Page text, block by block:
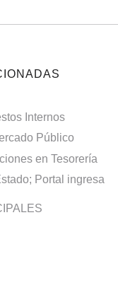
Internos
Público
en Tesorería
Portal ingresa